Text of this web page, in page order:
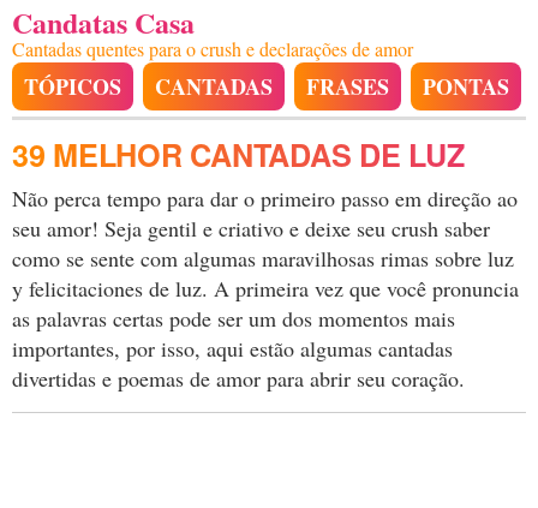
Candatas Casa
Cantadas quentes para o crush e declarações de amor
TÓPICOS CANTADAS FRASES PONTAS
39 MELHOR CANTADAS DE LUZ
Não perca tempo para dar o primeiro passo em direção ao
seu amor! Seja gentil e criativo e deixe seu crush saber
como se sente com algumas maravilhosas rimas sobre luz
y felicitaciones de luz. A primeira vez que você pronuncia
as palavras certas pode ser um dos momentos mais
importantes, por isso, aqui estão algumas cantadas
divertidas e poemas de amor para abrir seu coração.